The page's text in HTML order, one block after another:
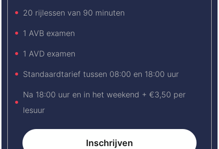
20 rijlessen van 90 minuten
1 AVB examen
1 AVD examen
Standaardtarief tussen 08:00 en 18:00 uur
Na 18:00 uur en in het weekend + €3,50 per
lesuur
Inschrijven